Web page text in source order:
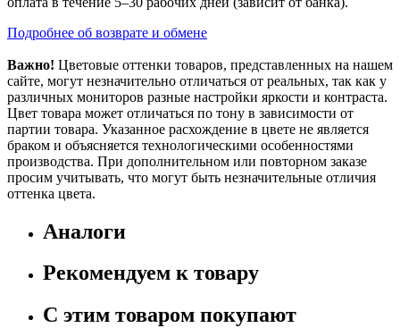
Подробнее об возврате и обмене
Важно! Цветовые оттенки товаров, представленных на нашем
сайте, могут незначительно отличаться от реальных, так как у
различных мониторов разные настройки яркости и контраста.
Цвет товара может отличаться по тону в зависимости от
партии товара. Указанное расхождение в цвете не является
браком и объясняется технологическими особенностями
производства. При дополнительном или повторном заказе
просим учитывать, что могут быть незначительные отличия
оттенка цвета.
Аналоги
Рекомендуем к товару
С этим товаром покупают